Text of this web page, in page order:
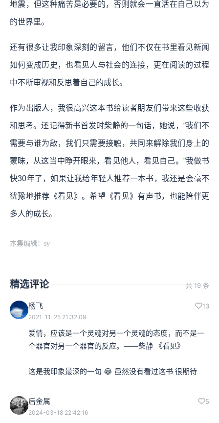
地震，但这种痛苦是必要的，否则就会一直活在自己以为
的世界里。
还有很多让我印象深刻的留言，他们不仅在书里看见新闻
如何变成历史，也看见人与社会的连接，更在阅读的过程
中不断审视和反思着自己的成长。
作为出版人，我很高兴这本书给读者朋友们带来这些收获
和思考。还记得新书首发时柴静的一句话，她说，“我们不
需要与谁为敌，我们只需要接触，共同来解除我们身上的
蒙昧，从这当中睁开眼来，看见他人，看见自己。”我做书
快30年了，如果让我给年轻人推荐一本书，我还是会毫不
犹豫地推荐《看见》。希望《看见》有声书，也能陪伴更
多人的成长。
本集编辑：sy
精选评论 共 19 条
杨飞 13
2021-11-25 21:32:09
爱情，应该是一个灵魂对另一个灵魂的态度，而不是一
个器官对另一个器官的反应。——柴静 《看见》
这是我印象最深的一句 😂 虽然没有看过这书 很期待
后金属 5
2024-03-18 22:42:16